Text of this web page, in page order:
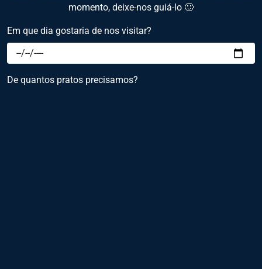
momento, deixe-nos guiá-lo 🙂
Em que dia gostaria de nos visitar?
De quantos pratos precisamos?